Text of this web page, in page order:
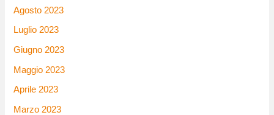
Agosto 2023
Luglio 2023
Giugno 2023
Maggio 2023
Aprile 2023
Marzo 2023